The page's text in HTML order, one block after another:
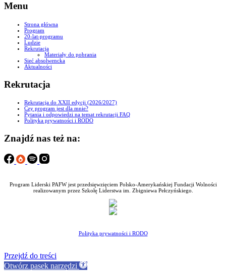
Menu
Strona główna
Program
20-lat-programu
Ludzie
Rekrutacja
Materiały do pobrania
Sieć absolwencka
Aktualności
Rekrutacja
Rekrutacja do XXII edycji (2026/2027)
Czy program jest dla mnie?
Pytania i odpowiedzi na temat rekrutacji FAQ
Polityka prywatności i RODO
Znajdź nas też na:
Program Liderski PAFW jest przedsięwzięciem Polsko-Amerykańskiej Fundacji Wolności
realizowanym przez Szkołę Liderstwa im. Zbigniewa Pełczyńskiego.
Polityka prywatności i RODO
Przejdź do treści
Otwórz pasek narzędzi